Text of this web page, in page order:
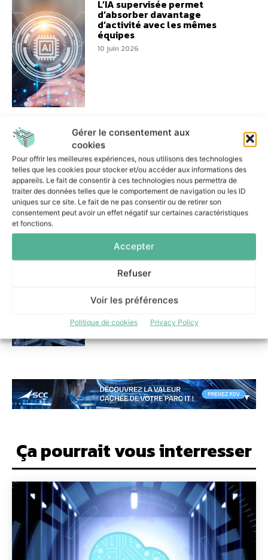
Gérer le consentement aux
cookies
Pour offrir les meilleures expériences, nous utilisons des technologies
telles que les cookies pour stocker et/ou accéder aux informations des
appareils. Le fait de consentir à ces technologies nous permettra de
traiter des données telles que le comportement de navigation ou les ID
uniques sur ce site. Le fait de ne pas consentir ou de retirer son
consentement peut avoir un effet négatif sur certaines caractéristiques
et fonctions.
Accepter
Refuser
Voir les préférences
Politique de cookies Privacy Policy
L’IA supervisée permet
d’absorber davantage
d’activité avec les mêmes
équipes
10 juin 2026
Colibri s’engage aux côtés de
Bretagne Supply Chain
8 juin 2026
Impossible Cloud ouvre un
datacenter français pour les
entreprises sensibles à la
localisation des données
Ça pourrait vous interresser